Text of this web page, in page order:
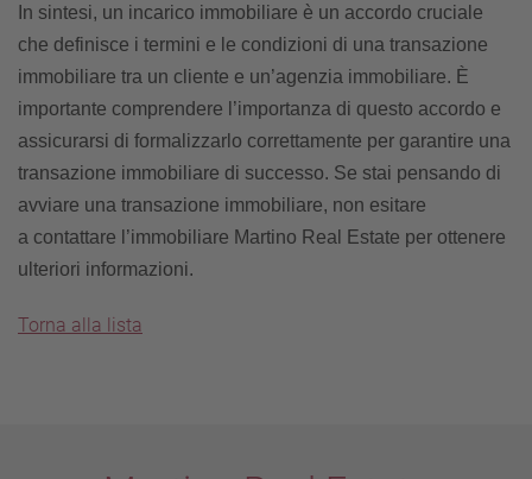
In sintesi, un incarico immobiliare è un accordo cruciale
che definisce i termini e le condizioni di una transazione
immobiliare tra un cliente e un’agenzia immobiliare. È
importante comprendere l’importanza di questo accordo e
assicurarsi di formalizzarlo correttamente per garantire una
transazione immobiliare di successo. Se stai pensando di
avviare una transazione immobiliare, non esitare
a contattare l’immobiliare Martino Real Estate per ottenere
ulteriori informazioni.
Torna alla lista